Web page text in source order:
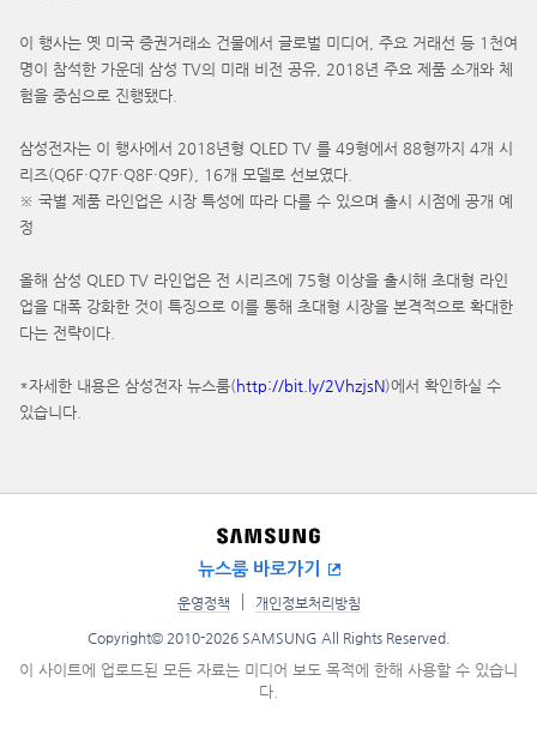
이 행사는 옛 미국 증권거래소 건물에서 글로벌 미디어, 주요 거래선 등 1천여
명이 참석한 가운데 삼성 TV의 미래 비전 공유, 2018년 주요 제품 소개와 체
험을 중심으로 진행됐다.
삼성전자는 이 행사에서 2018년형 QLED TV 를 49형에서 88형까지 4개 시
리즈(Q6F·Q7F·Q8F·Q9F), 16개 모델로 선보였다.
※ 국별 제품 라인업은 시장 특성에 따라 다를 수 있으며 출시 시점에 공개 예
정
올해 삼성 QLED TV 라인업은 전 시리즈에 75형 이상을 출시해 초대형 라인
업을 대폭 강화한 것이 특징으로 이를 통해 초대형 시장을 본격적으로 확대한
다는 전략이다.
*자세한 내용은 삼성전자 뉴스룸(http://bit.ly/2VhzjsN)에서 확인하실 수
있습니다.
뉴스룸 바로가기
운영정책 개인정보처리방침
Copyright© 2010-2026 SAMSUNG All Rights Reserved.
이 사이트에 업로드된 모든 자료는 미디어 보도 목적에 한해 사용할 수 있습니
다.